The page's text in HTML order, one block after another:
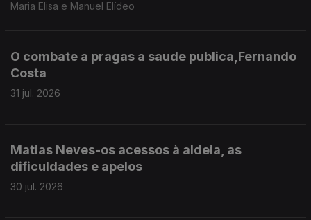
Maria Elisa e Manuel Elídeo
O combate a pragas a saude publica,Fernando
Costa
31 jul. 2026
Matias Neves-os acessos à aldeia, as
dificuldades e apelos
30 jul. 2026